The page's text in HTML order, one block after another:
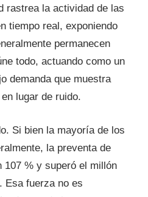
rastrea la actividad de las
tiempo real, exponiendo
permanecen
todo, actuando como un
demanda que muestra
lugar de ruido.
Si bien la mayoría de los
la preventa de
107 % y superó el millón
Esa fuerza no es